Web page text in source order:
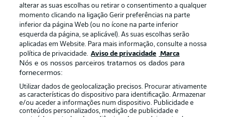
Oferecido por
alterar as suas escolhas ou retirar o consentimento a qualquer
momento clicando na ligação Gerir preferências na parte
inferior da página Web (ou no ícone na parte inferior
esquerda da página, se aplicável). As suas escolhas serão
aplicadas em Website. Para mais informação, consulte a nossa
política de privacidade. Aviso de privacidade Marca
Nós e os nossos parceiros tratamos os dados para
fornecermos:
Utilizar dados de geolocalização precisos. Procurar ativamente
as características do dispositivo para identificação. Armazenar
e/ou aceder a informações num dispositivo. Publicidade e
conteúdos personalizados, medição de publicidade e